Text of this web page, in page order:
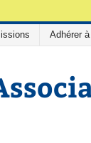
Adhérer